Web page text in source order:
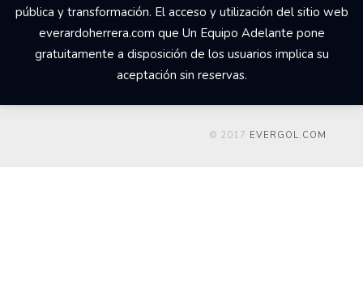
pública y transformación. El acceso y utilización del sitio web
everardoherrera.com que Un Equipo Adelante pone
gratuitamente a disposición de los usuarios implica su
aceptación sin reservas.
© 2017 EVERGOL.COM